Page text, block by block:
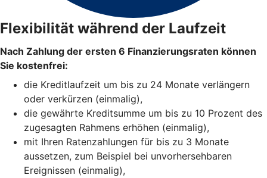
Flexibilität während der Laufzeit
Nach Zahlung der ersten 6 Finanzierungsraten können
Sie kostenfrei:
die Kreditlaufzeit um bis zu 24 Monate verlängern
oder verkürzen (einmalig),
die gewährte Kreditsumme um bis zu 10 Prozent des
zugesagten Rahmens erhöhen (einmalig),
mit Ihren Ratenzahlungen für bis zu 3 Monate
aussetzen, zum Beispiel bei unvorhersehbaren
Ereignissen (einmalig),